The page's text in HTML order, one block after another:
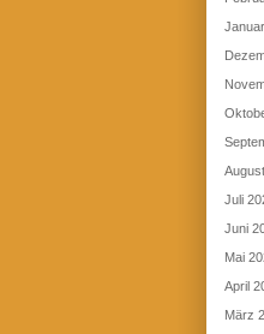
Juli
Juni
Mai
April
März